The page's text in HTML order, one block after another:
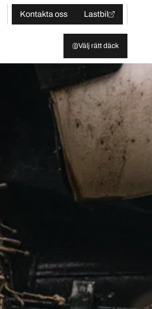
Kontakta oss
Lastbil
Välj rätt däck